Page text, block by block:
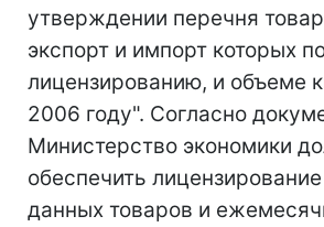
утверждении перечня
экспорт и импорт которых
лицензированию, и объеме
2006 году". Согласно
Министерство экономики
обеспечить
данных товаров и